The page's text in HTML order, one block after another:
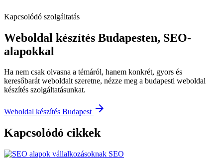
Kapcsolódó szolgáltatás
Weboldal készítés Budapesten, SEO-
alapokkal
Ha nem csak olvasna a témáról, hanem konkrét, gyors és
keresőbarát weboldalt szeretne, nézze meg a budapesti weboldal
készítés szolgáltatásunkat.
Weboldal készítés Budapest arrow_forward
Kapcsolódó cikkek
SEO